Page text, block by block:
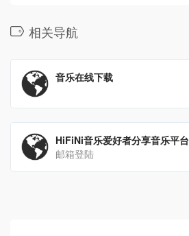
相关导航
音乐在线下载
HiFiNi音乐爱好者分享音乐平台
邮箱登陆